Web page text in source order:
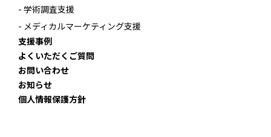
- 学術調査支援
- メディカルマーケティング支援
支援事例
よくいただくご質問
お問い合わせ
お知らせ
個人情報保護方針